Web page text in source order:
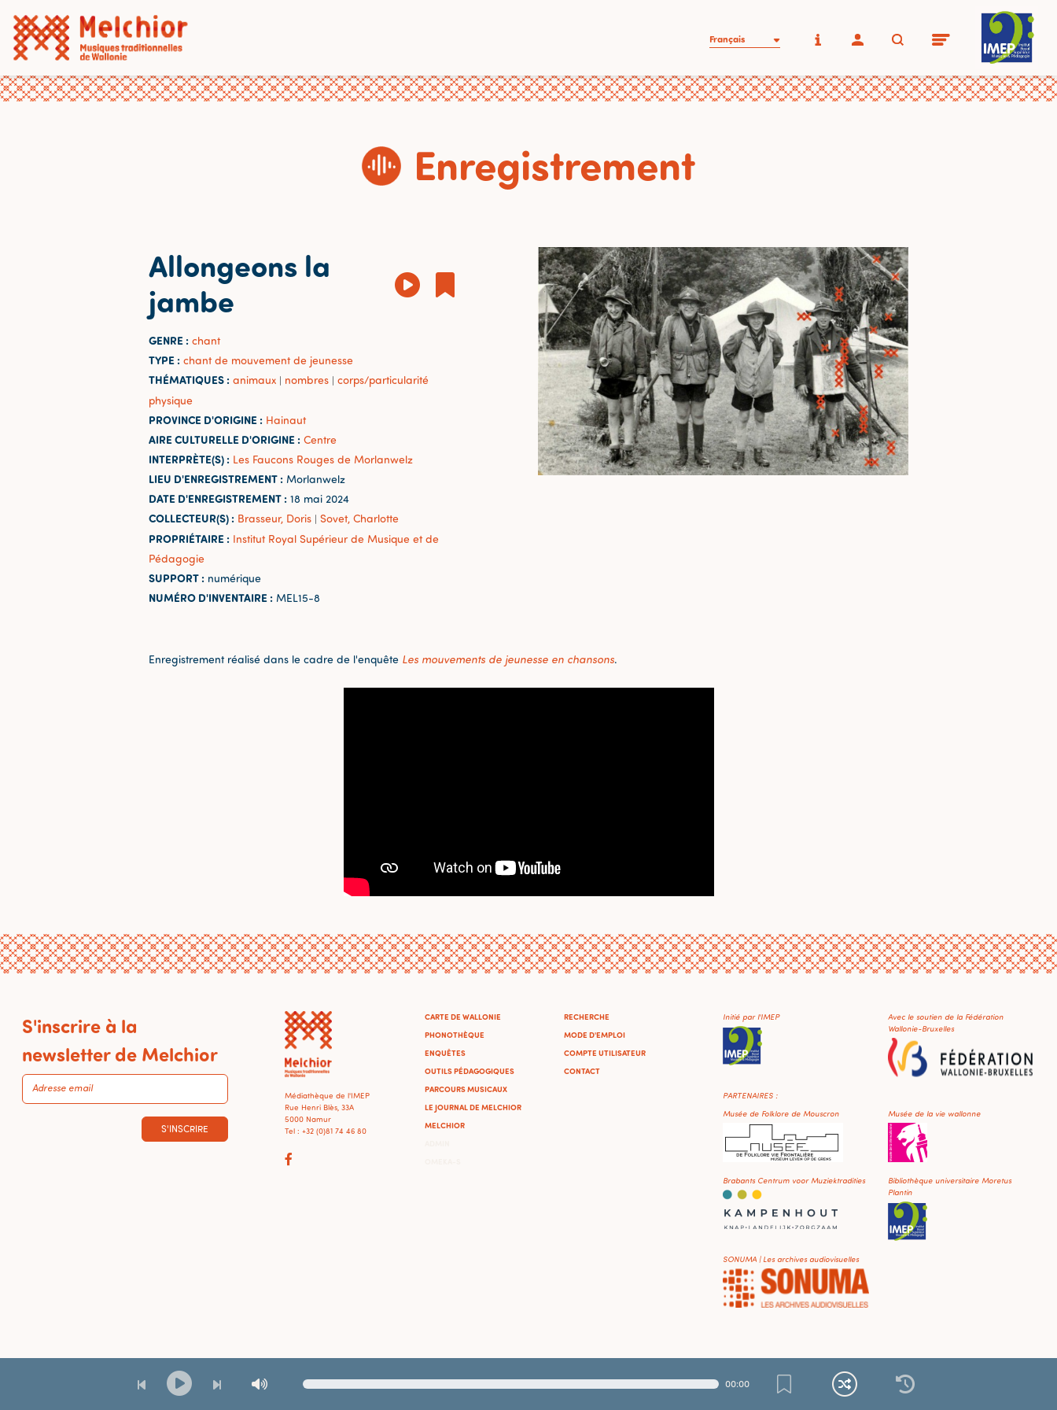
Français
Enregistrement
Allongeons la
jambe
GENRE : chant
TYPE : chant de mouvement de jeunesse
THÉMATIQUES : animaux | nombres | corps/particularité
physique
PROVINCE D'ORIGINE : Hainaut
AIRE CULTURELLE D'ORIGINE : Centre
INTERPRÈTE(S) : Les Faucons Rouges de Morlanwelz
LIEU D'ENREGISTREMENT : Morlanwelz
DATE D'ENREGISTREMENT : 18 mai 2024
COLLECTEUR(S) : Brasseur, Doris | Sovet, Charlotte
PROPRIÉTAIRE : Institut Royal Supérieur de Musique et de
Pédagogie
SUPPORT : numérique
NUMÉRO D'INVENTAIRE : MEL15-8
Enregistrement réalisé dans le cadre de l'enquête Les mouvements de jeunesse en chansons.
S'inscrire à la
newsletter de Melchior
S'INSCRIRE
Médiathèque de l'IMEP
Rue Henri Blès, 33A
5000 Namur
Tel : +32 (0)81 74 46 80
CARTE DE WALLONIE
PHONOTHÈQUE
ENQUÊTES
OUTILS PÉDAGOGIQUES
PARCOURS MUSICAUX
LE JOURNAL DE MELCHIOR
MELCHIOR
RECHERCHE
MODE D'EMPLOI
COMPTE UTILISATEUR
CONTACT
Initié par l'IMEP
Avec le soutien de la Fédération
Wallonie-Bruxelles
PARTENAIRES :
Musée de Folklore de Mouscron
Musée de la vie wallonne
Brabants Centrum voor Muziektradities
Bibliothèque universitaire Moretus
Plantin
SONUMA | Les archives audiovisuelles
00:00